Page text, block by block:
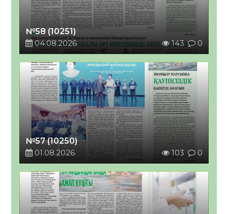
№58 (10251)
04.08.2026
143 0
№57 (10250)
01.08.2026
103 0